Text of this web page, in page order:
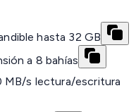
hasta 32 GB
a 8 bahías
MB/s lectura/escritura